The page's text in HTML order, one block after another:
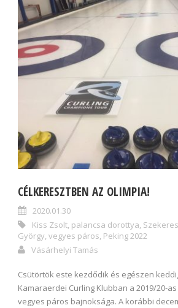
CÉLKERESZTBEN AZ OLIMPIA!
2020.01.30
Kiss Zsolt, palancsa dorottya,
György, vegyes páros, Peking 2022
Vásárhelyi Tamás
Csütörtök este kezdődik és egészen
Kamaraerdei Curling Klubban a 2019/20-
vegyes páros bajnoksága. A korábbi